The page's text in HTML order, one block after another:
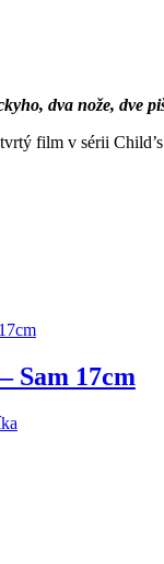
dva nože, dve
film v sérii
Sam 17cm